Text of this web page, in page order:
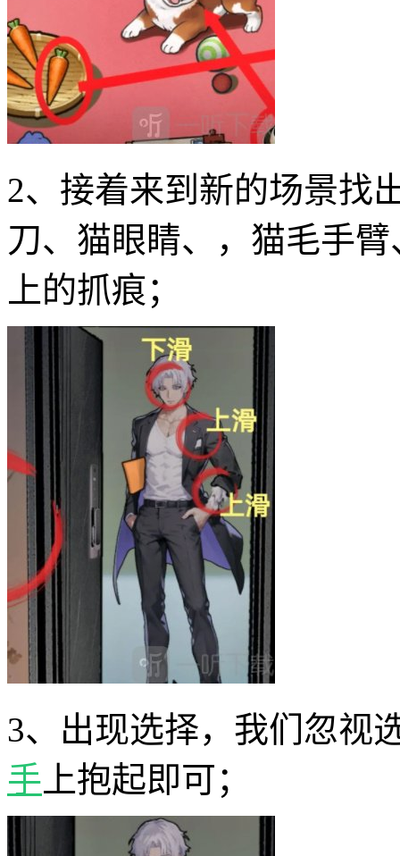
2、接着来到新的场景找
刀、猫眼睛、，猫毛手
上的抓痕；
3、出现选择，我们忽视
手 上抱起即可；